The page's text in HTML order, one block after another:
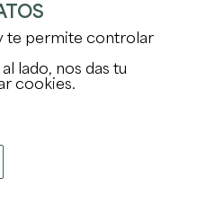
jurídica
te permite controlar
lado, nos das tu
cookies.